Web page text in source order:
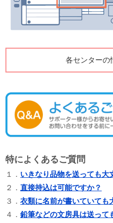
各センターの
特によくあるご質問
１． いきなり品物を送っても大
２．直接持込は可能ですか？
３．衣類に名前が書いていても
４．鉛筆などの文房具は送って